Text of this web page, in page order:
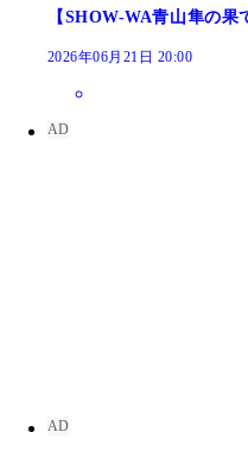
【SHOW-WA青山隼の
2026年06月21日 20:00